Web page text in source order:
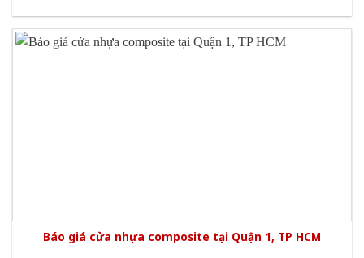
Báo giá cửa nhựa composite tại Quận 1, TP HCM